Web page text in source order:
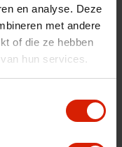
en analyse. Deze
met andere
of die ze hebben
hun services.